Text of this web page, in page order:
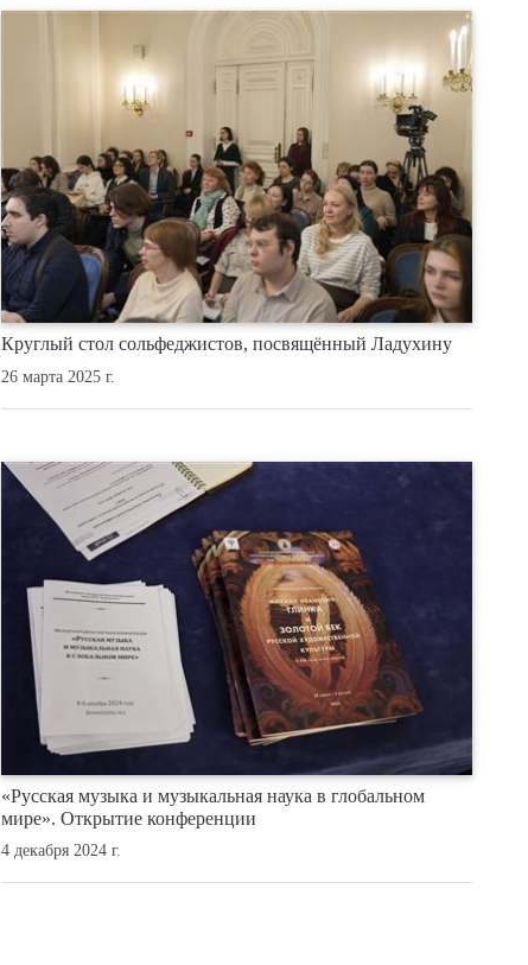
Круглый стол сольфеджистов, посвящённый Ладухину
26 марта 2025 г.
«Русская музыка и музыкальная наука в глобальном
мире». Открытие конференции
4 декабря 2024 г.